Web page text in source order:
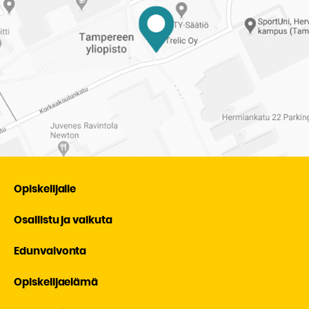
Opiskelijalle
Osallistu ja vaikuta
Edunvalvonta
Opiskelijaelämä